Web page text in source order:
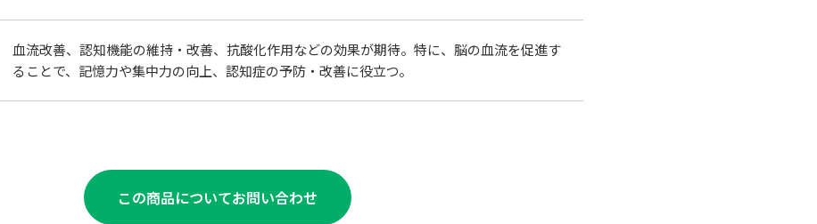
血流改善、認知機能の維持・改善、抗酸化作用などの効果が期待。特に、脳の血流を促進す
ることで、記憶力や集中力の向上、認知症の予防・改善に役立つ。
この商品についてお問い合わせ